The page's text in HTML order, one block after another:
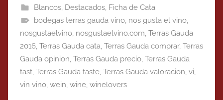
Blancos, Destacados, Ficha de Cata
bodegas terras gauda vino, nos gusta el vino,
nosgustaelvino, nosgustaelvino.com, Terras Gauda
2016, Terras Gauda cata, Terras Gauda comprar, Terras
Gauda opinion, Terras Gauda precio, Terras Gauda
tast, Terras Gauda taste, Terras Gauda valoracion, vi,
vin vino, wein, wine, winelovers